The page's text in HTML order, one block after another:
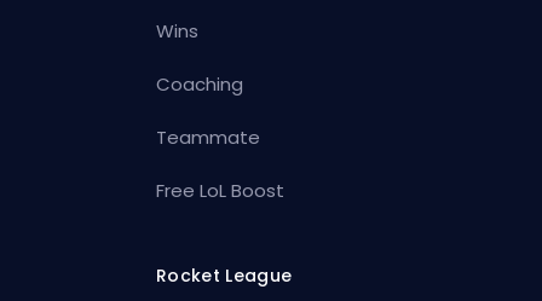
Wins
Coaching
Teammate
Free LoL Boost
Rocket League